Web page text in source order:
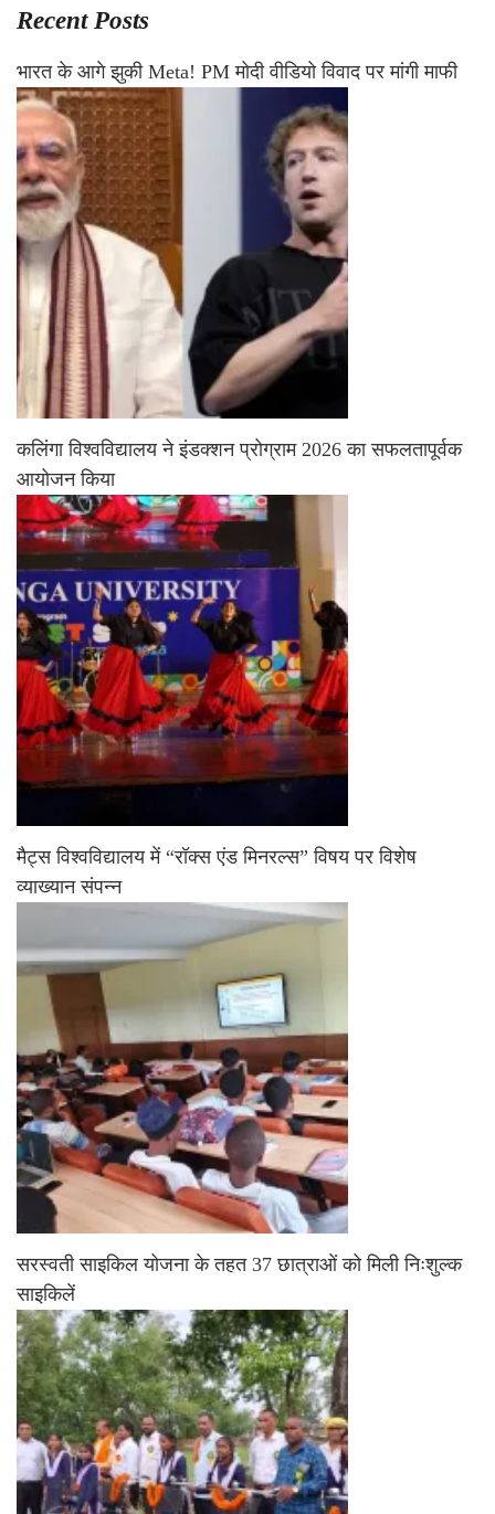
Recent Posts
भारत के आगे झुकी Meta! PM मोदी वीडियो विवाद पर मांगी माफी
कलिंगा विश्वविद्यालय ने इंडक्शन प्रोग्राम 2026 का सफलतापूर्वक
आयोजन किया
मैट्स विश्वविद्यालय में “रॉक्स एंड मिनरल्स” विषय पर विशेष
व्याख्यान संपन्न
सरस्वती साइकिल योजना के तहत 37 छात्राओं को मिली निःशुल्क
साइकिलें